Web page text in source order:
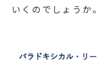
いくのでしょうか。